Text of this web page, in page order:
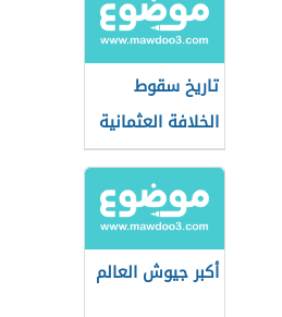
تاريخ سقوط
الخلافة العثمانية
أكبر جيوش العالم